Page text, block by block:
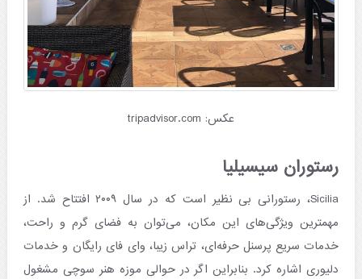
عکس: tripadvisor.com
رستوران سیسیلیا
Sicilia، رستورانی بی نظیر است که در سال ۲۰۰۹ افتتاح شد. از
مهمترین ویژگی‌های این مکان، می‌توان به فضای گرم و راحت،
خدمات سریع پرسنل حرفه‌ای، تراس زیبا، وای فای رایگان و خدمات
دلیوری اشاره کرد. بنابراین اگر در حوالی موزه هنر سوچی مشغول